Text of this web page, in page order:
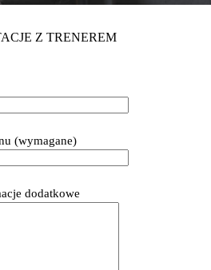
Z TRENEREM
(wymagane)
dodatkowe